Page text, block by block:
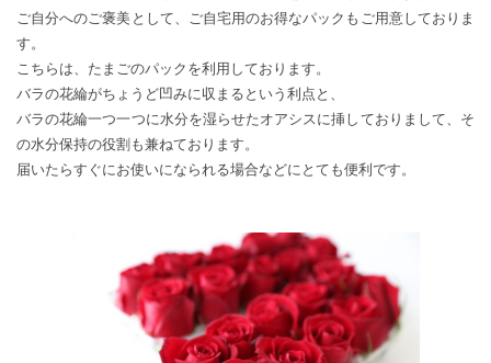
ご自分へのご褒美として、ご自宅用のお得なパックもご用意しておりま
す。
こちらは、たまごのパックを利用しております。
バラの花綸がちょうど凹みに収まるという利点と、
バラの花綸一つ一つに水分を湿らせたオアシスに挿しておりまして、そ
の水分保持の役割も兼ねております。
届いたらすぐにお使いになられる場合などにとても便利です。